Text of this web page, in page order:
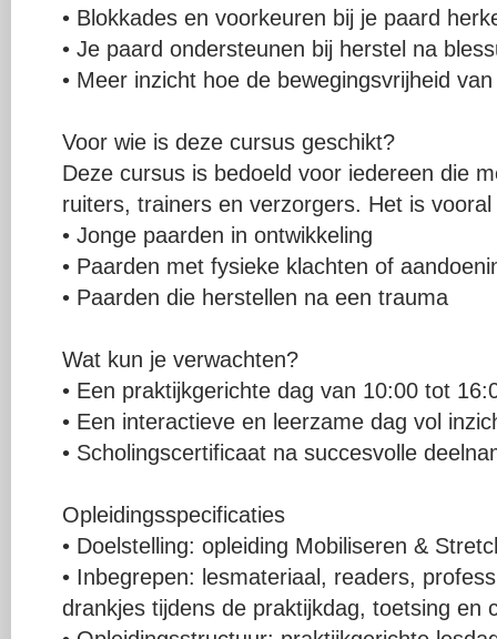
• Blokkades en voorkeuren bij je paard
• Je paard ondersteunen bij herstel na
• Meer inzicht hoe de bewegingsvrijheid
Voor wie is deze cursus geschikt?
Deze cursus is bedoeld voor iedereen die
ruiters, trainers en verzorgers. Het is
• Jonge paarden in ontwikkeling
• Paarden met fysieke klachten of
• Paarden die herstellen na een trauma
Wat kun je verwachten?
• Een praktijkgerichte dag van 10:00 tot
• Een interactieve en leerzame dag vol
• Scholingscertificaat na succesvolle
Opleidingsspecificaties
• Doelstelling: opleiding Mobiliseren &
• Inbegrepen: lesmateriaal, readers,
drankjes tijdens de praktijkdag, toetsing en